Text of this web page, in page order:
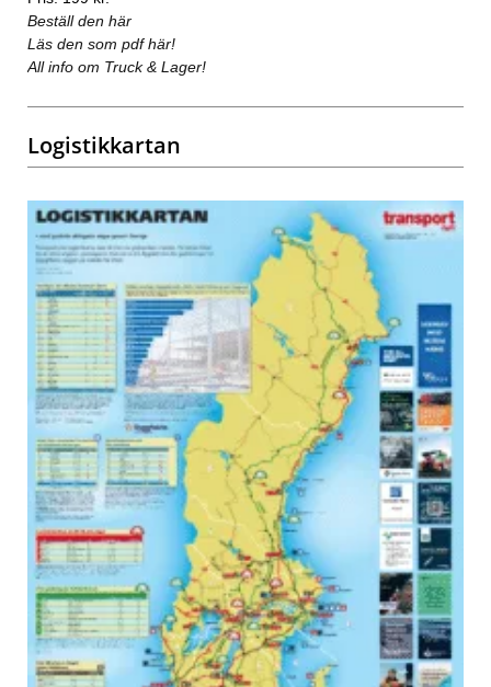
Beställ den här
Läs den som pdf här!
All info om Truck & Lager!
Logistikkartan